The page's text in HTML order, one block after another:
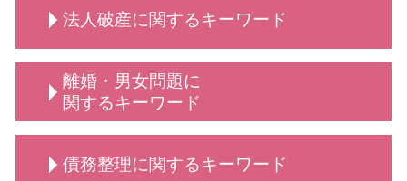
顧問 事業主
顧問弁護士 デメリット
定款変更 手続き
企業法務 とは
診療 拒否
顧問 法人契約
動物病院向け 弁護士 サービス
動物病院向け各種サービス 相談
動物病院向け各種サービス 訴訟 弁護士
弁護士 誹謗中傷対策
動物病院向け各種サービス 弁護士
動物病院側・獣医師側 法律相談
契約書 書き方
秘密保持契約 nda
弁護士 契約書サポート
契約書 書き方 弁護士
弁護士 契約交渉 契約書作成
リーガルチェック 弁護士
法人破産に関するキーワード
弁護士 法人破産
法人破産 法テラス
法人破産 代表者
法人破産 原因
離婚・男女問題に
関するキーワード
養育費 年収
債務整理に関するキーワード